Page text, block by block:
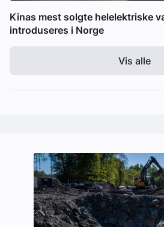
Kinas mest solgte helelektriske
introduseres i Norge
Vis alle